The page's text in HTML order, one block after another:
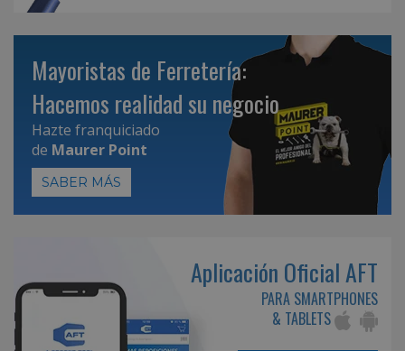
Mayoristas de Ferretería:
Hacemos realidad su negocio
Hazte franquiciado
de Maurer Point
SABER MÁS
Aplicación Oficial AFT
PARA SMARTPHONES
& TABLETS